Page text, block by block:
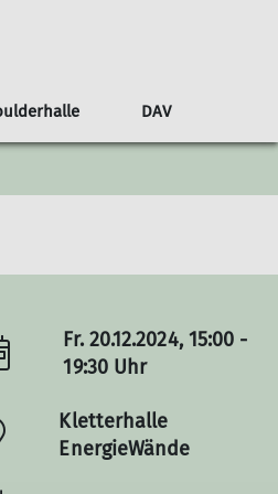
Beiträge
Ausbildung
DAV
Fr. 20.12.2024, 15:00 -
19:30 Uhr
Kletterhalle
EnergieWände